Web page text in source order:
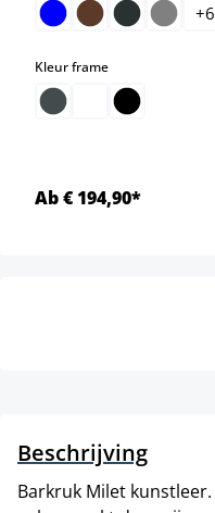
+6
Kleur frameselect
Ab € 194,90*
Beschrijving
Barkruk Milet